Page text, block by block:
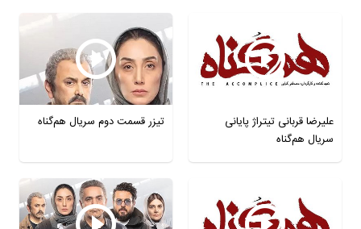
علیرضا قربانی تیتراژ پایانی
سریال هم‌گناه
تیزر قسمت دوم سریال هم‌گناه